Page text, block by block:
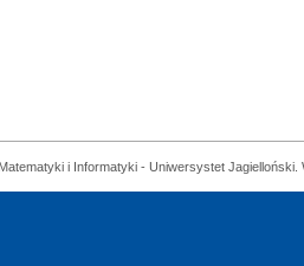
i Informatyki - Uniwersystet